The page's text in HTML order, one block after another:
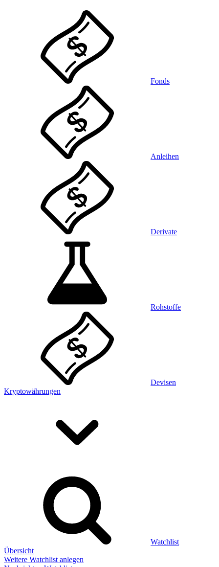
Fonds
Anleihen
Derivate
Rohstoffe
Devisen
Kryptowährungen
Watchlist
Übersicht
Weitere Watchlist anlegen